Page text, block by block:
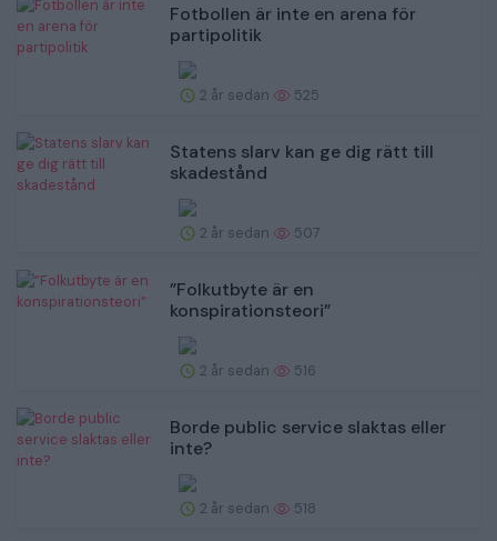
Fotbollen är inte en arena för
partipolitik
2 år sedan 525
Statens slarv kan ge dig rätt till
skadestånd
2 år sedan 507
”Folkutbyte är en
konspirationsteori”
2 år sedan 516
Borde public service slaktas eller
inte?
2 år sedan 518